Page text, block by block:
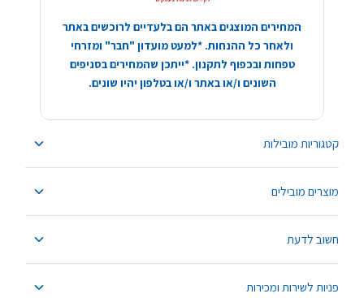
קטגוריות מובילות
מוצרים מובילים
חשוב לדעת
פניות לשירות ומכירות
המחירים המוצגים באתר הם בלעדיים לרוכשים באתר
ולאחר כל ההנחות. *למעט מועדון "חבר" ומזרחי
טפחות ובכפוף לתקנון. *ייתכן שהמחירים בסניפים
השונים ו/או באתר ו/או בטלפון יהיו שונים.